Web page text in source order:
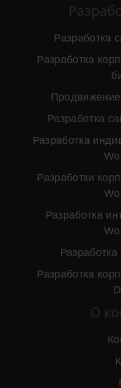
Разработка
Разработка
Продвижение
Разработка
Разработка
Разработки
Разработка
Разработка
О